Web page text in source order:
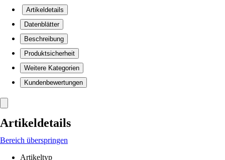
Artikeldetails
Datenblätter
Beschreibung
Produktsicherheit
Weitere Kategorien
Kundenbewertungen
Artikeldetails
Bereich überspringen
Artikeltyp